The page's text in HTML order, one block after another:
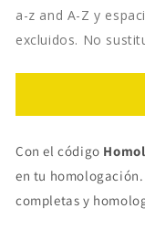
a-z and A-Z y
excluidos. No
Con el código
en tu
completas y